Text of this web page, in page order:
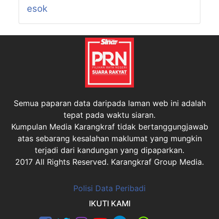
esok
Semua paparan data daripada laman web ini adalah
tepat pada waktu siaran.
Kumpulan Media Karangkraf tidak bertanggungjawab
atas sebarang kesalahan maklumat yang mungkin
terjadi dari kandungan yang dipaparkan.
2017 All Rights Reserved. Karangkraf Group Media.
Polisi Data Peribadi
IKUTI KAMI